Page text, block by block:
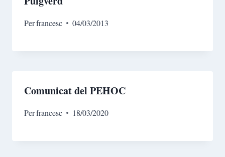
Perfrancesc 04/03/2013
Comunicat del PEHOC
Perfrancesc 18/03/2020